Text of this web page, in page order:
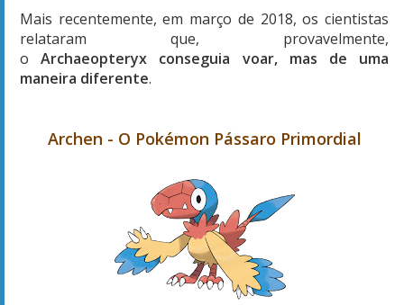
Mais recentemente, em março de 2018, os cientistas
relataram que, provavelmente,
oArchaeopteryx
conseguia voar, mas de uma
maneira diferente.
Archen - O Pokémon Pássaro Primordial